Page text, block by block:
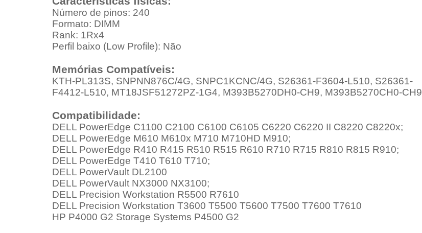
Número de pinos: 240
Formato: DIMM
Rank: 1Rx4
Perfil baixo (Low Profile): Não
Memórias Compatíveis:
KTH-PL313S, SNPNN876C/4G, SNPC1KCNC/4G, S26361-F3604-L510, S26361-
F4412-L510, MT18JSF51272PZ-1G4, M393B5270DH0-CH9, M393B5270CH0-CH9
Compatibilidade:
DELL PowerEdge C1100 C2100 C6100 C6105 C6220 C6220 II C8220 C8220x;
DELL PowerEdge M610 M610x M710 M710HD M910;
DELL PowerEdge R410 R415 R510 R515 R610 R710 R715 R810 R815 R910;
DELL PowerEdge T410 T610 T710;
DELL PowerVault DL2100
DELL PowerVault NX3000 NX3100;
DELL Precision Workstation R5500 R7610
DELL Precision Workstation T3600 T5500 T5600 T7500 T7600 T7610
HP P4000 G2 Storage Systems P4500 G2